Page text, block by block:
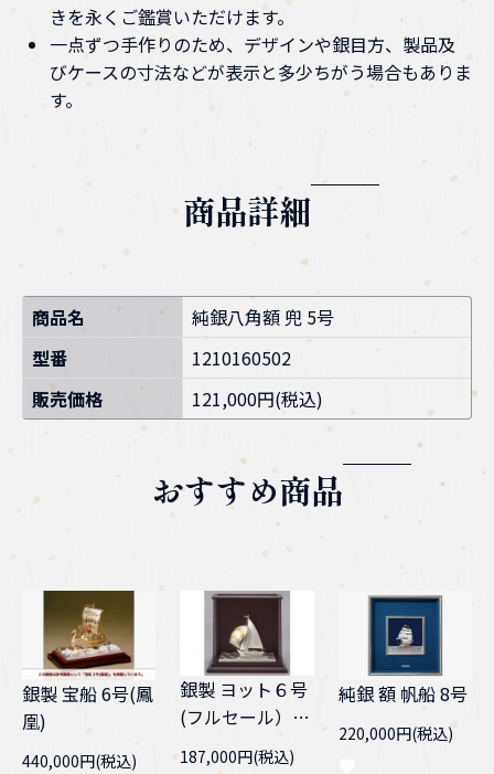
きを永くご鑑賞いただけます。
一点ずつ手作りのため、デザインや銀目方、製品及
びケースの寸法などが表示と多少ちがう場合もありま
す。
商品詳細
商品名
純銀八角額 兜 5号
型番
1210160502
販売価格
121,000円(税込)
おすすめ商品
銀製 宝船 6号(鳳
凰)
440,000円(税込)
銀製 ヨット６号
(フルセール）
スロープケース
187,000円(税込)
純銀 額 帆船 8号
220,000円(税込)